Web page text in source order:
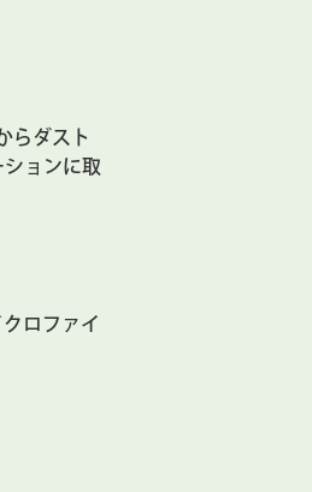
らダスト
ョンに取
ロファイ